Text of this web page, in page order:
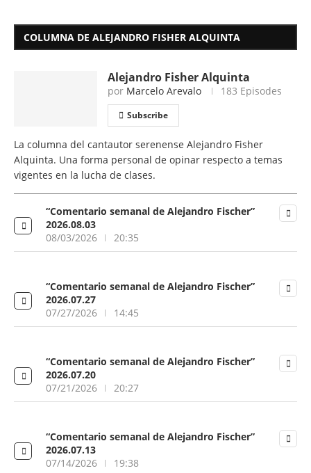
COLUMNA DE ALEJANDRO FISHER ALQUINTA
Alejandro Fisher Alquinta
por Marcelo Arevalo 183 Episodes
Subscribe
La columna del cantautor serenense Alejandro Fisher
Alquinta. Una forma personal de opinar respecto a temas
vigentes en la lucha de clases.
“Comentario semanal de Alejandro Fischer”
2026.08.03
08/03/2026
20:35
“Comentario semanal de Alejandro Fischer”
2026.07.27
07/27/2026
14:45
“Comentario semanal de Alejandro Fischer”
2026.07.20
07/21/2026
20:27
“Comentario semanal de Alejandro Fischer”
2026.07.13
07/14/2026
19:38